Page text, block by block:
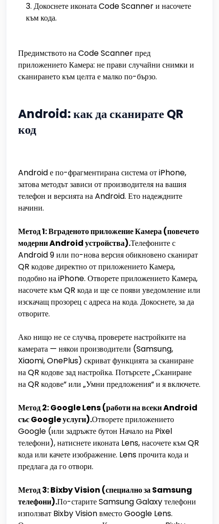
Докоснете иконата Code Scanner и насочете
към кода.
Предимството на Code Scanner пред
приложението Камера: не прави случайни снимки и
сканирането към целта е малко по-бързо.
Android: как да сканирате QR
код
Android е по-фрагментирана система от iPhone,
затова методът зависи от производителя на вашия
телефон и версията на Android. Ето надеждните
начини.
Метод 1: Вграденото приложение Камера (повечето
модерни Android устройства).Телефоните с
Android 9 или по-нова версия обикновено сканират
QR кодове директно от приложението Камера,
подобно на iPhone. Отворете приложението Камера,
насочете към QR кода и ще се появи уведомление или
изскачащ прозорец с адреса на кода. Докоснете, за да
отворите.
Ако нищо не се случва, проверете настройките на
камерата — някои производители (Samsung,
Xiaomi, OnePlus) скриват функцията за сканиране
на QR кодове зад настройка. Потърсете „Сканиране
на QR кодове“ или „Умни предложения“ и я включете.
Метод 2: Google Lens (работи на всеки Android
със Google услуги).Отворете приложението
Google (или задръжте бутон Начало на Pixel
телефони), натиснете иконата Lens, насочете към QR
кода или качете изображение. Lens прочита кода и
предлага да го отвори.
Метод 3: Bixby Vision (специално за Samsung
телефони).По-старите Samsung Galaxy телефони
използват Bixby Vision вместо Google Lens.